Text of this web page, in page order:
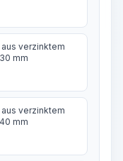
verzinktem
mm
verzinktem
mm